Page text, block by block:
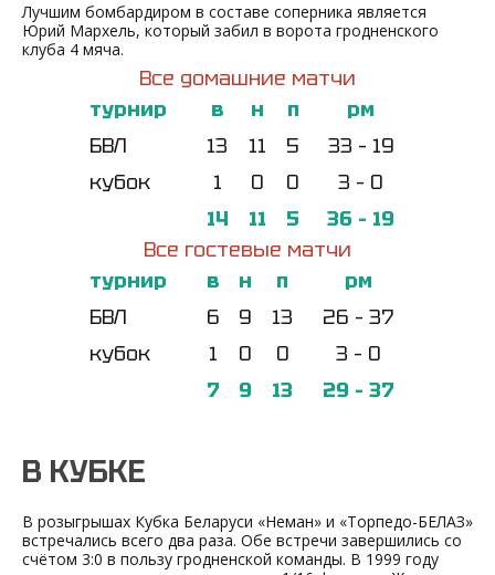
Лучшим бомбардиром в составе соперника является
Юрий Мархель, который забил в ворота гродненского
клуба 4 мяча.
Все домашние матчи
турнир
в н п
рм
БВЛ
13 11 5
33 – 19
кубок
1 0 0
3 – 0
14
11 5
36 – 19
Все гостевые матчи
турнир
в н п
рм
БВЛ
6 9 13
26 – 37
кубок
1 0 0
3 – 0
7
9 13 29 – 37
В КУБКЕ
В розыгрышах Кубка Беларуси «Неман» и «Торпедо-БЕЛАЗ»
встречались всего два раза. Обе встречи завершились со
счётом 3:0 в пользу гродненской команды. В 1999 году